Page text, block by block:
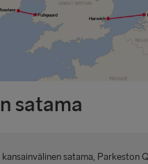
satama
satama, Parkeston